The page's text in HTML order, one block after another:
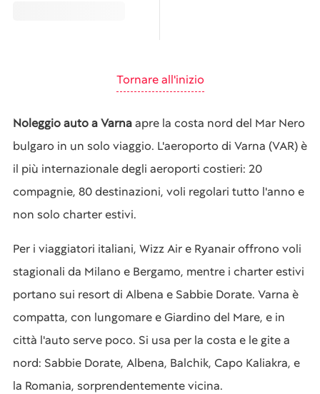
Tornare all'inizio
Noleggio auto a Varnaapre la costa nord del Mar Nero
bulgaro in un solo viaggio. L'aeroporto di Varna (VAR) è
il più internazionale degli aeroporti costieri: 20
compagnie, 80 destinazioni, voli regolari tutto l'anno e
non solo charter estivi.
Per i viaggiatori italiani, Wizz Air e Ryanair offrono voli
stagionali da Milano e Bergamo, mentre i charter estivi
portano sui resort di Albena e Sabbie Dorate. Varna è
compatta, con lungomare e Giardino del Mare, e in
città l'auto serve poco. Si usa per la costa e le gite a
nord: Sabbie Dorate, Albena, Balchik, Capo Kaliakra, e
la Romania, sorprendentemente vicina.